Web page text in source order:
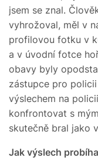
jsem se znal.
vyhrožoval, měl v
profilovou fotku v
a v úvodní fotce
obavy byly
zástupce pro
výslechem na
konfrontovat s
skutečně bral jako
Jak výslech